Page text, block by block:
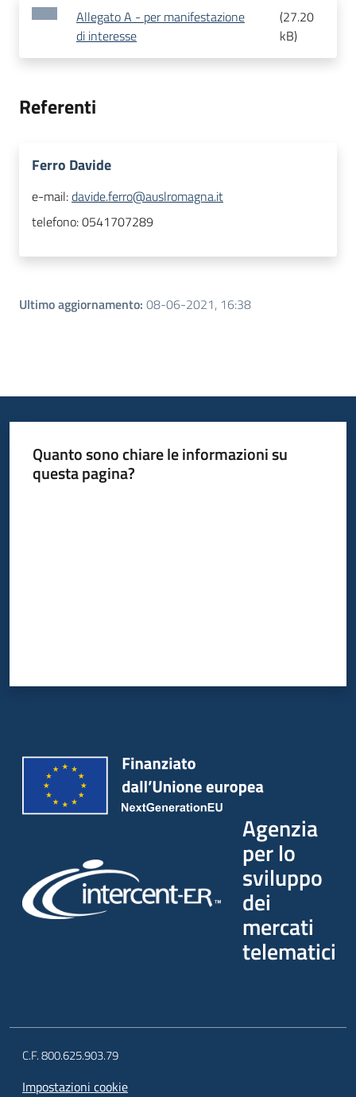
Allegato A - per manifestazione
di interesse
(27.20
kB)
Referenti
Ferro Davide
e-mail:davide.ferro@auslromagna.it
telefono:0541707289
Ultimo aggiornamento: 08-06-2021, 16:38
Quanto sono chiare le informazioni su
questa pagina?
Agenzia
per lo
sviluppo
dei
mercati
telematici
C.F. 800.625.903.79
Impostazioni cookie